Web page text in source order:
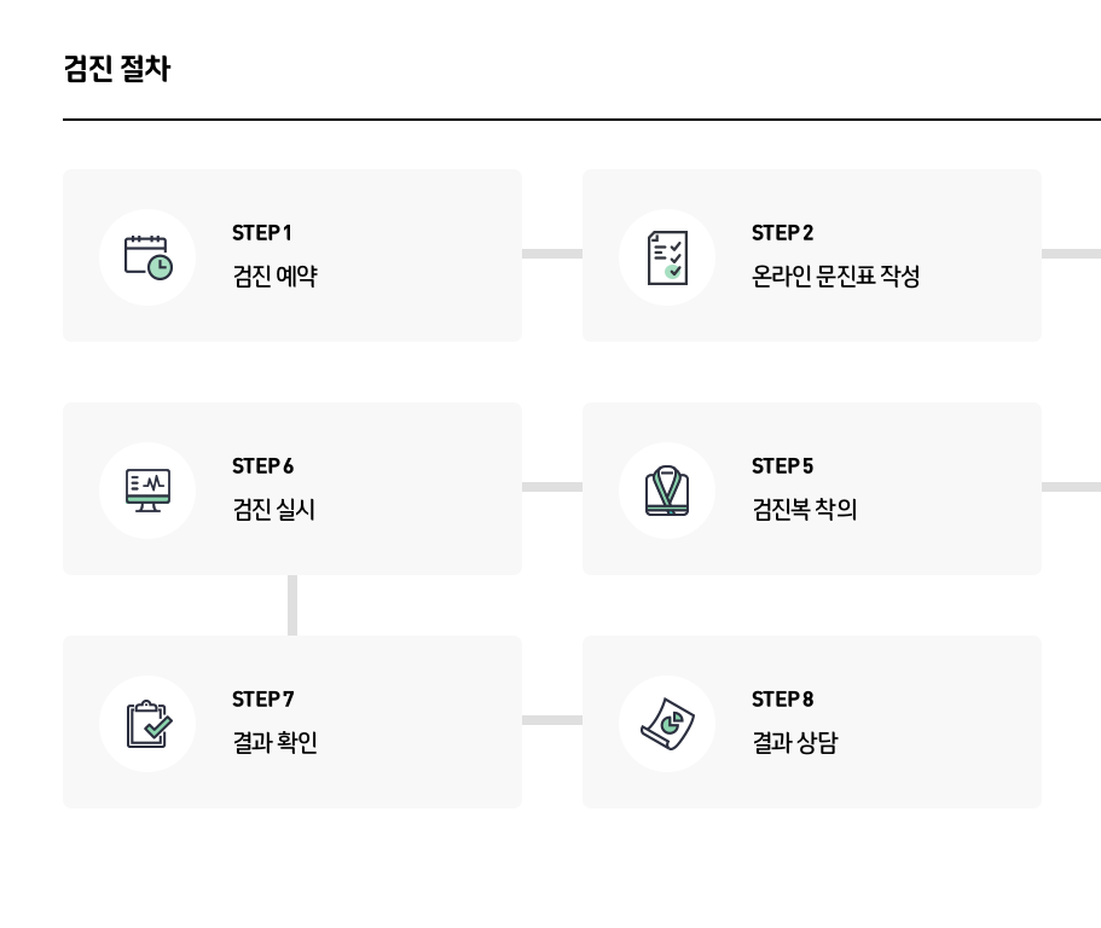
검진 절차
STEP 1
검진 예약
STEP 2
온라인 문진표 작성
STEP 6
검진 실시
STEP 5
검진복 착의
STEP 7
결과 확인
STEP 8
결과 상담